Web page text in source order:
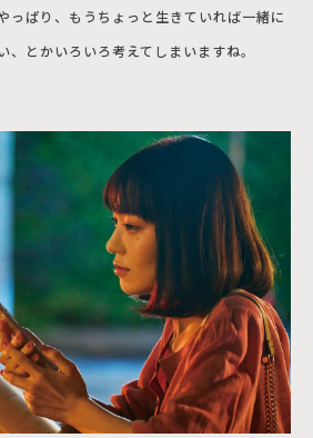
っぱり、もうちょっと生きていれば一緒に
とかいろいろ考えてしまいますね。